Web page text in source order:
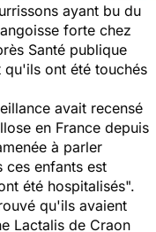
ayant bu du
forte chez
Santé publique
qu'ils ont été touchés
avait recensé
en France depuis
à parler
ces enfants est
été hospitalisés".
qu'ils avaient
Lactalis de Craon